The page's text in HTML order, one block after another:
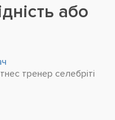
або
тренер селебріті